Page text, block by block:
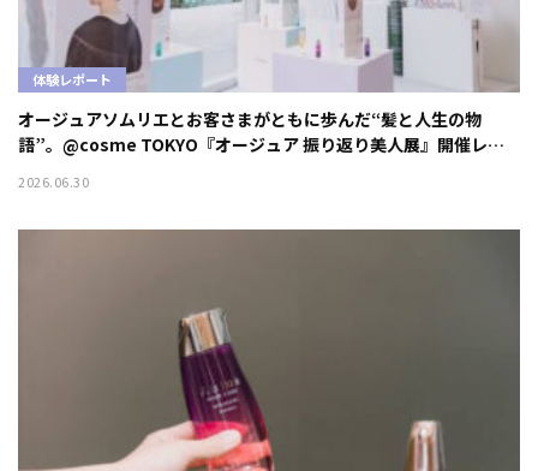
体験レポート
オージュアソムリエとお客さまがともに歩んだ“髪と人生の物
語”。@cosme TOKYO『オージュア 振り返り美人展』開催レポ
2026.06.30